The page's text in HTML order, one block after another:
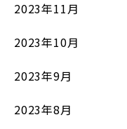
2023年11月
2023年10月
2023年9月
2023年8月